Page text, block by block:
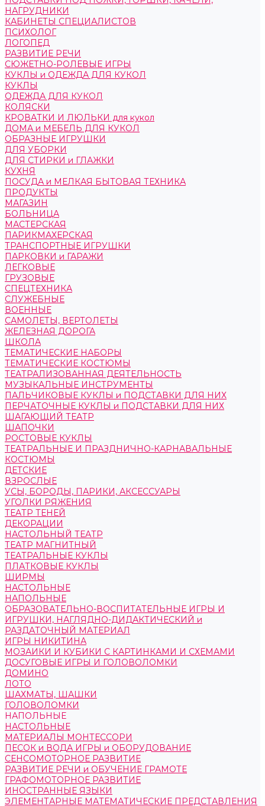
НАГРУДНИКИ
КАБИНЕТЫ СПЕЦИАЛИСТОВ
ПСИХОЛОГ
ЛОГОПЕД
РАЗВИТИЕ РЕЧИ
СЮЖЕТНО-РОЛЕВЫЕ ИГРЫ
КУКЛЫ и ОДЕЖДА ДЛЯ КУКОЛ
КУКЛЫ
ОДЕЖДА ДЛЯ КУКОЛ
КОЛЯСКИ
КРОВАТКИ И ЛЮЛЬКИ для кукол
ДОМА и МЕБЕЛЬ ДЛЯ КУКОЛ
ОБРАЗНЫЕ ИГРУШКИ
ДЛЯ УБОРКИ
ДЛЯ СТИРКИ и ГЛАЖКИ
КУХНЯ
ПОСУДА и МЕЛКАЯ БЫТОВАЯ ТЕХНИКА
ПРОДУКТЫ
МАГАЗИН
БОЛЬНИЦА
МАСТЕРСКАЯ
ПАРИКМАХЕРСКАЯ
ТРАНСПОРТНЫЕ ИГРУШКИ
ПАРКОВКИ и ГАРАЖИ
ЛЕГКОВЫЕ
ГРУЗОВЫЕ
СПЕЦТЕХНИКА
СЛУЖЕБНЫЕ
ВОЕННЫЕ
САМОЛЕТЫ, ВЕРТОЛЕТЫ
ЖЕЛЕЗНАЯ ДОРОГА
ШКОЛА
ТЕМАТИЧЕСКИЕ НАБОРЫ
ТЕМАТИЧЕСКИЕ КОСТЮМЫ
ТЕАТРАЛИЗОВАННАЯ ДЕЯТЕЛЬНОСТЬ
МУЗЫКАЛЬНЫЕ ИНСТРУМЕНТЫ
ПАЛЬЧИКОВЫЕ КУКЛЫ и ПОДСТАВКИ ДЛЯ НИХ
ПЕРЧАТОЧНЫЕ КУКЛЫ и ПОДСТАВКИ ДЛЯ НИХ
ШАГАЮЩИЙ ТЕАТР
ШАПОЧКИ
РОСТОВЫЕ КУКЛЫ
ТЕАТРАЛЬНЫЕ И ПРАЗДНИЧНО-КАРНАВАЛЬНЫЕ
КОСТЮМЫ
ДЕТСКИЕ
ВЗРОСЛЫЕ
УСЫ, БОРОДЫ, ПАРИКИ, АКСЕССУАРЫ
УГОЛКИ РЯЖЕНИЯ
ТЕАТР ТЕНЕЙ
ДЕКОРАЦИИ
НАСТОЛЬНЫЙ ТЕАТР
ТЕАТР МАГНИТНЫЙ
ТЕАТРАЛЬНЫЕ КУКЛЫ
ПЛАТКОВЫЕ КУКЛЫ
ШИРМЫ
НАСТОЛЬНЫЕ
НАПОЛЬНЫЕ
ОБРАЗОВАТЕЛЬНО-ВОСПИТАТЕЛЬНЫЕ ИГРЫ И
ИГРУШКИ, НАГЛЯДНО-ДИДАКТИЧЕСКИЙ и
РАЗДАТОЧНЫЙ МАТЕРИАЛ
ИГРЫ НИКИТИНА
МОЗАИКИ И КУБИКИ С КАРТИНКАМИ И СХЕМАМИ
ДОСУГОВЫЕ ИГРЫ И ГОЛОВОЛОМКИ
ДОМИНО
ЛОТО
ШАХМАТЫ, ШАШКИ
ГОЛОВОЛОМКИ
НАПОЛЬНЫЕ
НАСТОЛЬНЫЕ
МАТЕРИАЛЫ МОНТЕССОРИ
ПЕСОК и ВОДА ИГРЫ и ОБОРУДОВАНИЕ
СЕНСОМОТОРНОЕ РАЗВИТИЕ
РАЗВИТИЕ РЕЧИ и ОБУЧЕНИЕ ГРАМОТЕ
ГРАФОМОТОРНОЕ РАЗВИТИЕ
ИНОСТРАННЫЕ ЯЗЫКИ
ЭЛЕМЕНТАРНЫЕ МАТЕМАТИЧЕСКИЕ ПРЕДСТАВЛЕНИЯ